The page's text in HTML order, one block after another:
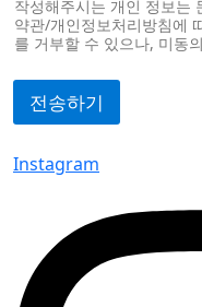
작성해주시는 개인 정보는
약관/개인정보처리방침에
를 거부할 수 있으나, 미동
전송하기
Instagram